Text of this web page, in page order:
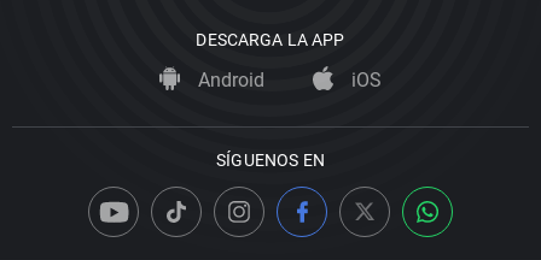
DESCARGA LA APP
Android iOS
SÍGUENOS EN